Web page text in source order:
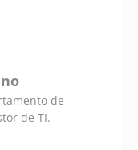
de
de TI.